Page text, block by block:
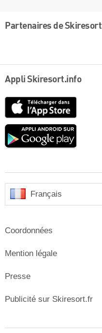
Partenaires de Skiresort
Appli Skiresort.info
Google
Français
Coordonnées
Mention légale
Presse
Publicité sur Skiresort.fr